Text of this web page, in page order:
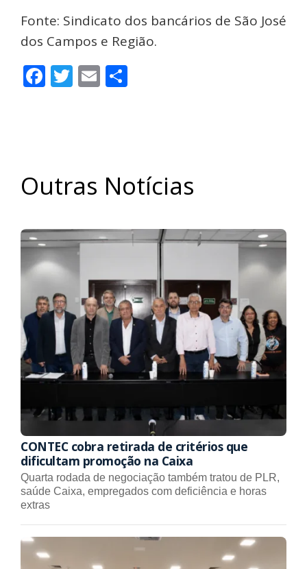
Fonte: Sindicato dos bancários de São José
dos Campos e Região.
Facebook
Twitter
Email
Outras Notícias
CONTEC cobra retirada de critérios que
dificultam promoção na Caixa
Quarta rodada de negociação também tratou de PLR,
saúde Caixa, empregados com deficiência e horas
extras